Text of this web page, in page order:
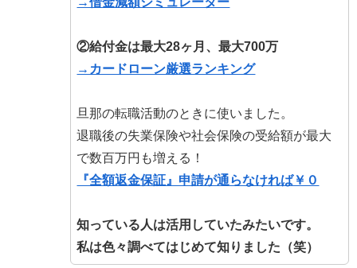
②給付金は最大28ヶ月、最大700万
→カードローン厳選ランキング
旦那の転職活動のときに使いました。
退職後の失業保険や社会保険の受給額が最大
で数百万円も増える！
『全額返金保証』申請が通らなければ￥０
知っている人は活用していたみたいです。
私は色々調べてはじめて知りました（笑）